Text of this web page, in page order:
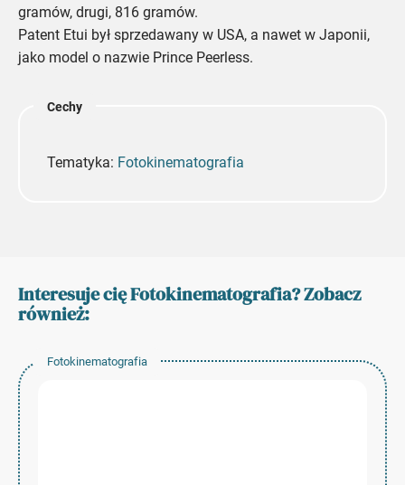
gramów, drugi, 816 gramów.
Patent Etui był sprzedawany w USA, a nawet w Japonii,
jako model o nazwie Prince Peerless.
Cechy
Tematyka: Fotokinematografia
Interesuje cię Fotokinematografia? Zobacz
również:
Fotokinematografia